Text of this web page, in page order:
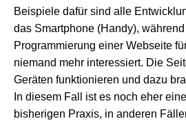
Beispiele dafür sind alle
das Smartphone (Handy),
Programmierung einer Webseite
niemand mehr interessiert. Die
Geräten funktionieren und dazu
In diesem Fall ist es noch eher
bisherigen Praxis, in anderen